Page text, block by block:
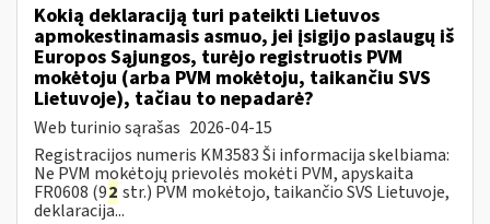
Kokią deklaraciją turi pateikti Lietuvos
apmokestinamasis asmuo, jei įsigijo paslaugų iš
Europos Sąjungos, turėjo registruotis PVM
mokėtoju (arba PVM mokėtoju, taikančiu SVS
Lietuvoje), tačiau to nepadarė?
Web turinio sąrašas 2026-04-15
Registracijos numeris KM3583 Ši informacija skelbiama:
Ne PVM mokėtojų prievolės mokėti PVM, apyskaita
FR0608 (92 str.) PVM mokėtojo, taikančio SVS Lietuvoje,
deklaracija...